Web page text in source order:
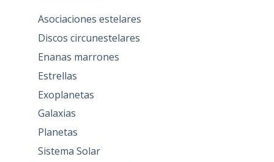
Asociaciones estelares
Discos circunestelares
Enanas marrones
Estrellas
Exoplanetas
Galaxias
Planetas
Sistema Solar